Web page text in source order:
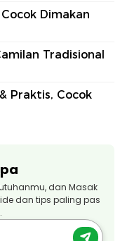
Dimakan
Tradisional
Praktis, Cocok
dan Masak
dan tips paling pas